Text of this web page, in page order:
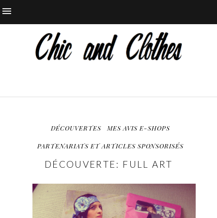
DÉCOUVERTES MES AVIS E-SHOPS
PARTENARIATS ET ARTICLES SPONSORISÉS
DÉCOUVERTE: FULL ART